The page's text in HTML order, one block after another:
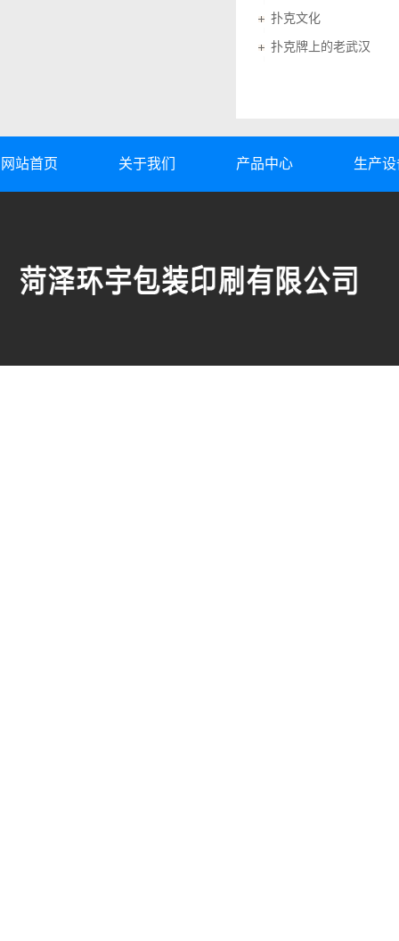
扑克文化
扑克牌上的老武汉
网站首页 关于我们 产品中心 生产